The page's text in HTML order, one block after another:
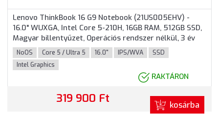
Lenovo ThinkBook 16 G9 Notebook (21US005EHV) -
16.0" WUXGA, Intel Core 5-210H, 16GB RAM, 512GB SSD,
Magyar billentyűzet, Operációs rendszer nélkül, 3 év
garancia, Szürke színben
NoOS Core 5 / Ultra 5 16.0" IPS/WVA
SSD
Intel Graphics
RAKTÁRON
319 900 Ft kosárba